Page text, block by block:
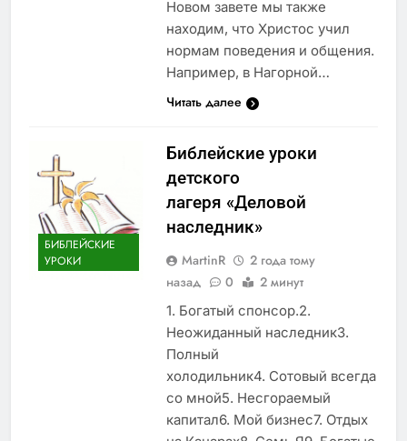
Новом завете мы также
находим, что Христос учил
нормам поведения и общения.
Например, в Нагорной…
Читать далее
БИБЛЕЙСКИЕ
УРОКИ
Библейские уроки
детского
лагеря «Деловой
наследник»
MartinR
2 года тому
назад
0 2 минут
1. Богатый спонсор.2.
Неожиданный наследник3.
Полный
холодильник4. Сотовый всегда
со мной5. Несгораемый
капитал6. Мой бизнес7. Отдых